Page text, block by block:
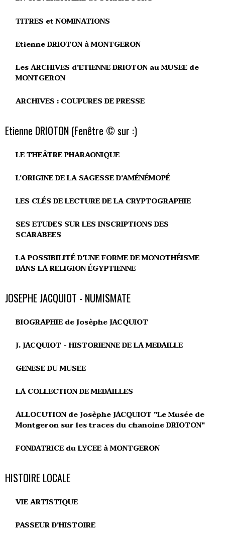
TITRES et NOMINATIONS
Etienne DRIOTON à MONTGERON
Les ARCHIVES d'ETIENNE DRIOTON au MUSEE de
MONTGERON
ARCHIVES : COUPURES DE PRESSE
Etienne DRIOTON (Fenêtre © sur :)
LE THEÂTRE PHARAONIQUE
L'ORIGINE DE LA SAGESSE D'AMÉNÉMOPÉ
LES CLÉS DE LECTURE DE LA CRYPTOGRAPHIE
SES ETUDES SUR LES INSCRIPTIONS DES
SCARABEES
LA POSSIBILITÉ D'UNE FORME DE MONOTHÉISME
DANS LA RELIGION ÉGYPTIENNE
JOSEPHE JACQUIOT - NUMISMATE
BIOGRAPHIE de Josèphe JACQUIOT
J. JACQUIOT - HISTORIENNE DE LA MEDAILLE
GENESE DU MUSEE
LA COLLECTION DE MEDAILLES
ALLOCUTION de Josèphe JACQUIOT "Le Musée de
Montgeron sur les traces du chanoine DRIOTON"
FONDATRICE du LYCEE à MONTGERON
HISTOIRE LOCALE
VIE ARTISTIQUE
PASSEUR D'HISTOIRE